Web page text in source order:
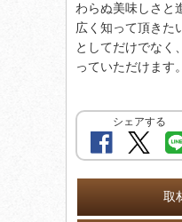
わらぬ美味しさと
広く知って頂きた
としてだけでなく
っていただけます。
シェアする
取